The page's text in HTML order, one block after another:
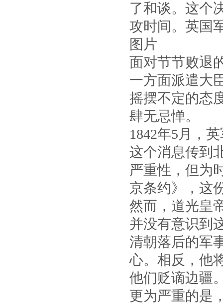
了和谈。这个
攻时间。英国
图片
面对节节败退
一方面派遣大
摇摆不定的态
肆无忌惮。
1842年5月，
这个消息传到
严重性，但为
京条约》，这
然而，道光皇
并没有意识到
清朝落后的军
心。相反，他
他们贬谪边疆
更为严重的是